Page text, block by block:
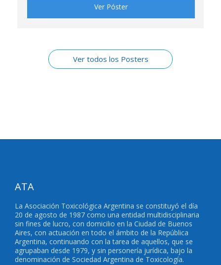
Ver Póster
Ver todos los Posters
ATA
La Asociación Toxicológica Argentina se constituyó el día
20 de agosto de 1987 como una entidad multidisciplinaria
sin fines de lucro, con domicilio en la Ciudad de Buenos
Aires, con actuación en todo el ámbito de la República
Argentina, continuando con la tarea de aquellos, que se
agrupaban desde 1979, y sin personería jurídica, bajo la
denominación de Sociedad Argentina de Toxicología.